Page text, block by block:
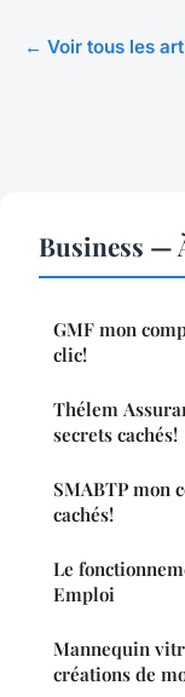
← Voir tous les
Business —
GMF mon
clic!
Thélem
secrets cachés!
SMABTP mon
cachés!
Le
Emploi
Mannequin
créations de